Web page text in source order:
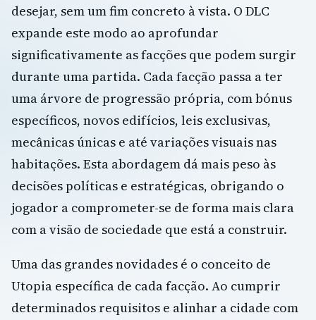
desejar, sem um fim concreto à vista. O DLC
expande este modo ao aprofundar
significativamente as facções que podem surgir
durante uma partida. Cada facção passa a ter
uma árvore de progressão própria, com bónus
específicos, novos edifícios, leis exclusivas,
mecânicas únicas e até variações visuais nas
habitações. Esta abordagem dá mais peso às
decisões políticas e estratégicas, obrigando o
jogador a comprometer-se de forma mais clara
com a visão de sociedade que está a construir.
Uma das grandes novidades é o conceito de
Utopia específica de cada facção. Ao cumprir
determinados requisitos e alinhar a cidade com